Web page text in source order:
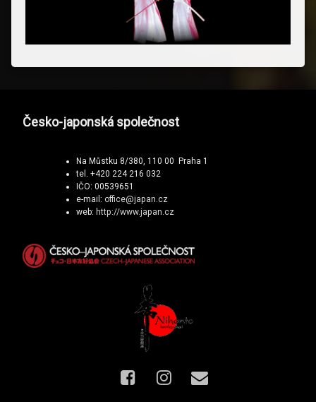
Česko-japonská společnost
Na Můstku 8/380, 110 00 Praha 1
tel. +420 224 216 032
IČO: 00539651
e-mail: office@japan.cz
web: http://www.japan.cz
Facebook
Instagram
E-mail